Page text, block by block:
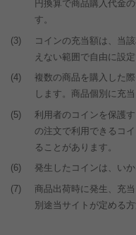
円換算で商品購入代金
す。
(3)
コインの充当額は、当
えない範囲で自由に設定
(4)
複数の商品を購入した
します。商品個別に充
(5)
利用者のコインを保護
の注文で利用できるコ
ることがあります。
(6)
発生したコインは、い
(7)
商品出荷時に発生、充
別途当サイトが定める